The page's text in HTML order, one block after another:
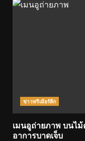
ข่าวพรีเมียร์ลีก
เมนอูถ่ายภาพ บนไม้
อาการบาดเจ็บ